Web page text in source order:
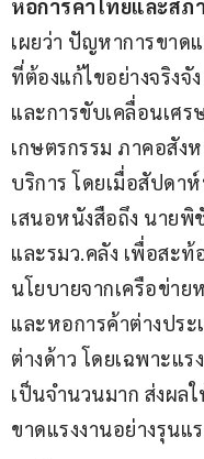
หอการค้าไทยและสภ
เผยว่า ปัญหาการขาด
ที่ต้องแก้ไขอย่างจริง
และการขับเคลื่อนเศร
เกษตรกรรม ภาคอสัง
บริการ โดยเมื่อสัปดา
เสนอหนังสือถึง นาย
และรมว.คลัง เพื่อสะท้
นโยบายจากเครือข่าย
และหอการค้าต่างปร
ต่างด้าว โดยเฉพาะแ
เป็นจำนวนมาก ส่งผ
ขาดแรงงานอย่างรุนแ